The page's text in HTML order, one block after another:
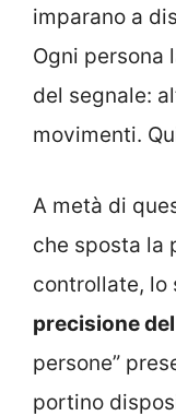
imparano a
Ogni persona
del segnale:
movimenti.
A metà di
che sposta la
controllate, lo
precisione
persone”
portino